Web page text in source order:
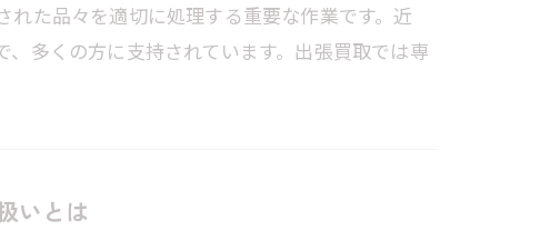
た品々を適切に処理する重要な作業です。近
多くの方に支持されています。出張買取では専
いとは